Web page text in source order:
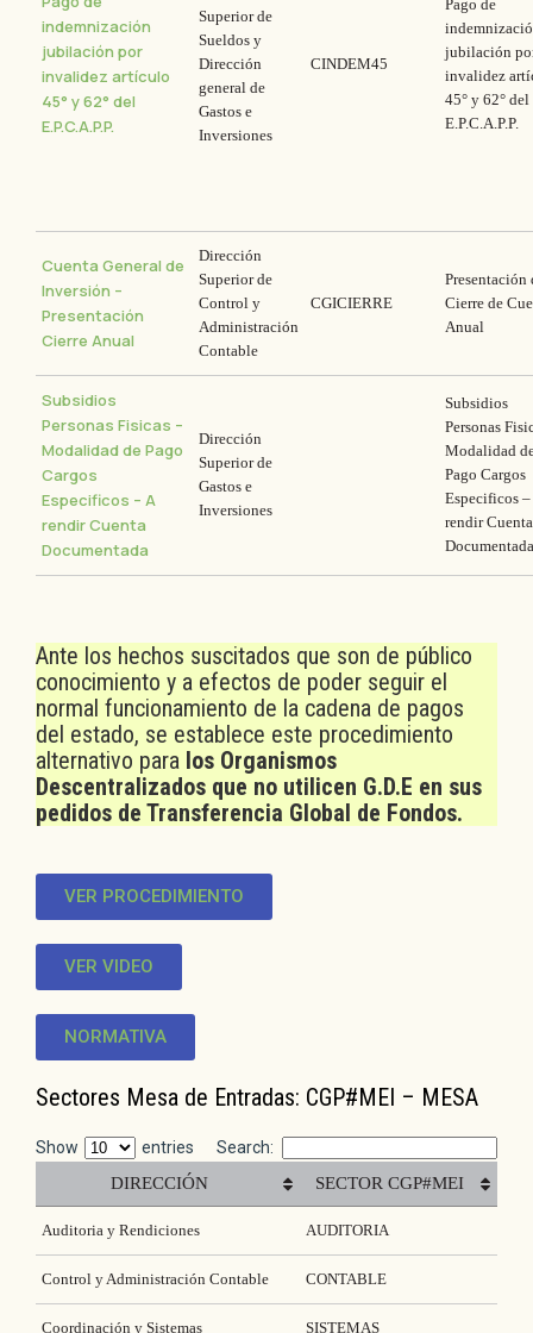
indemnización
jubilación por
invalidez artículo
45° y 62° del
E.P.C.A.P.P.
Superior de
Sueldos y
Dirección
general de
Gastos e
Inversiones
CINDEM45
Pago de
jubilación
invalidez
45° y 62° del
E.P.C.A.P.P.
Cuenta General de
Inversión –
Presentación
Cierre Anual
Dirección
Superior de
Control y
Administración
Contable
CGICIERRE
Presentación
Cierre de
Anual
Subsidios
Personas Fisicas –
Modalidad de Pago
Cargos
Especificos – A
rendir Cuenta
Documentada
Dirección
Superior de
Gastos e
Inversiones
Subsidios
Personas
Modalidad
Pago Cargos
Especificos –
rendir Cuenta
Documentada
Ante los hechos suscitados que son de público
conocimiento y a efectos de poder seguir el
normal funcionamiento de la cadena de pagos
del estado, se establece este procedimiento
alternativo para los Organismos
Descentralizados que no utilicen G.D.E en sus
pedidos de Transferencia Global de Fondos.
VER PROCEDIMIENTO
VER VIDEO
NORMATIVA
Sectores Mesa de Entradas: CGP#MEI – MESA
Show entries
Search:
DIRECCIÓN
SECTOR CGP#MEI
Auditoria y Rendiciones AUDITORIA
Control y Administración Contable CONTABLE
Coordinación y Sistemas SISTEMAS